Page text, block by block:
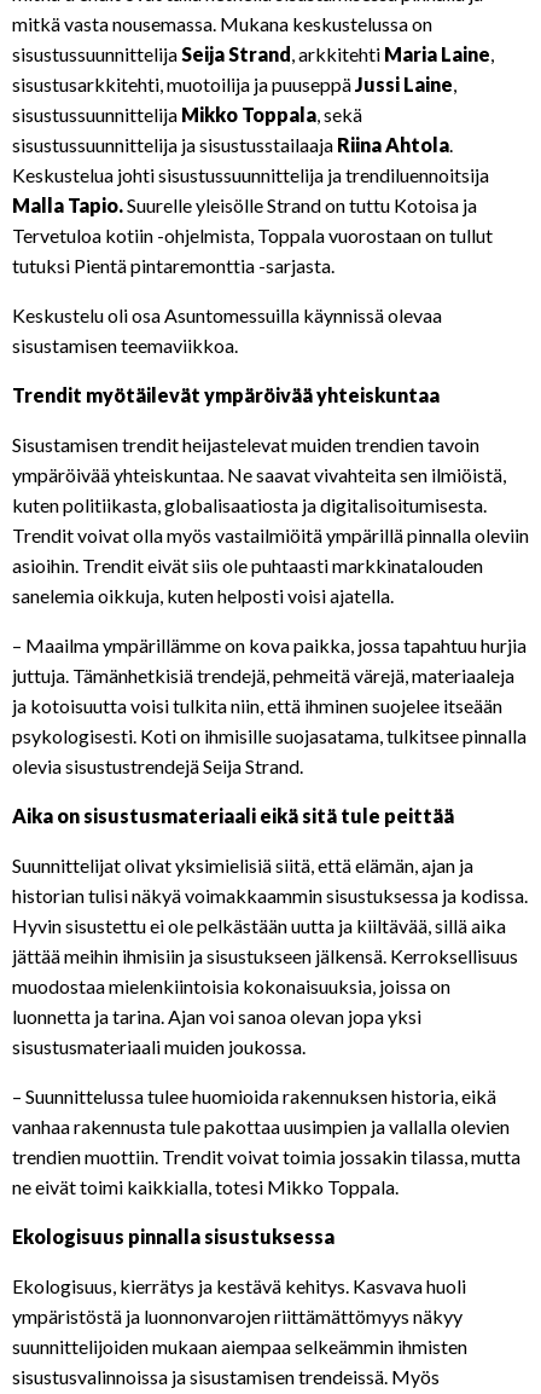
mitkä vasta nousemassa. Mukana keskustelussa on
sisustussuunnittelijaSeija Strand, arkkitehti Maria Laine,
sisustusarkkitehti, muotoilija ja puuseppäJussi Laine,
sisustussuunnittelija Mikko Toppala, sekä
sisustussuunnittelija ja sisustusstailaaja Riina Ahtola.
Keskustelua johti sisustussuunnittelija ja trendiluennoitsija
Malla Tapio.Suurelle yleisölle Strand on tuttu Kotoisa ja
Tervetuloa kotiin -ohjelmista, Toppala vuorostaan on tullut
tutuksi Pientä pintaremonttia -sarjasta.
Keskustelu oli osa Asuntomessuilla käynnissä olevaa
sisustamisen teemaviikkoa.
Trendit myötäilevät ympäröivää yhteiskuntaa
Sisustamisen trendit heijastelevat muiden trendien tavoin
ympäröivää yhteiskuntaa. Ne saavat vivahteita sen ilmiöistä,
kuten politiikasta, globalisaatiosta ja digitalisoitumisesta.
Trendit voivat olla myös vastailmiöitä ympärillä pinnalla oleviin
asioihin. Trendit eivät siis ole puhtaasti markkinatalouden
sanelemia oikkuja, kuten helposti voisi ajatella.
– Maailma ympärillämme on kova paikka, jossa tapahtuu hurjia
juttuja. Tämänhetkisiä trendejä, pehmeitä värejä, materiaaleja
ja kotoisuutta voisi tulkita niin, että ihminen suojelee itseään
psykologisesti. Koti on ihmisille suojasatama, tulkitsee pinnalla
olevia sisustustrendejä Seija Strand.
Aika on sisustusmateriaali eikä sitä tule peittää
Suunnittelijat olivat yksimielisiä siitä, että elämän, ajan ja
historian tulisi näkyä voimakkaammin sisustuksessa ja kodissa.
Hyvin sisustettu ei ole pelkästään uutta ja kiiltävää, sillä aika
jättää meihin ihmisiin ja sisustukseen jälkensä. Kerroksellisuus
muodostaa mielenkiintoisia kokonaisuuksia, joissa on
luonnetta ja tarina. Ajan voi sanoa olevan jopa yksi
sisustusmateriaali muiden joukossa.
– Suunnittelussa tulee huomioida rakennuksen historia, eikä
vanhaa rakennusta tule pakottaa uusimpien ja vallalla olevien
trendien muottiin. Trendit voivat toimia jossakin tilassa, mutta
ne eivät toimi kaikkialla, totesi Mikko Toppala.
Ekologisuus pinnalla sisustuksessa
Ekologisuus, kierrätys ja kestävä kehitys. Kasvava huoli
ympäristöstä ja luonnonvarojen riittämättömyys näkyy
suunnittelijoiden mukaan aiempaa selkeämmin ihmisten
sisustusvalinnoissa ja sisustamisen trendeissä. Myös